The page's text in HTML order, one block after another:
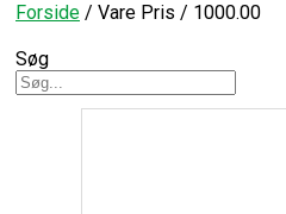
Forside / Vare Pris / 1000.00
Søg